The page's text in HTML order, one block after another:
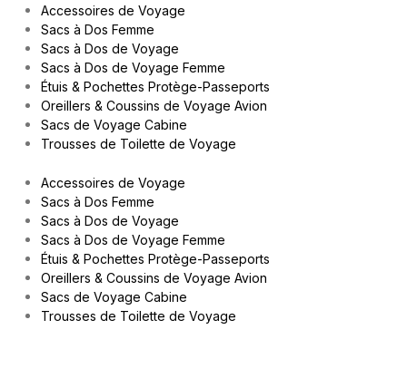
Accessoires de Voyage
Sacs à Dos Femme
Sacs à Dos de Voyage
Sacs à Dos de Voyage Femme
Étuis & Pochettes Protège-Passeports
Oreillers & Coussins de Voyage Avion
Sacs de Voyage Cabine
Trousses de Toilette de Voyage
Accessoires de Voyage
Sacs à Dos Femme
Sacs à Dos de Voyage
Sacs à Dos de Voyage Femme
Étuis & Pochettes Protège-Passeports
Oreillers & Coussins de Voyage Avion
Sacs de Voyage Cabine
Trousses de Toilette de Voyage